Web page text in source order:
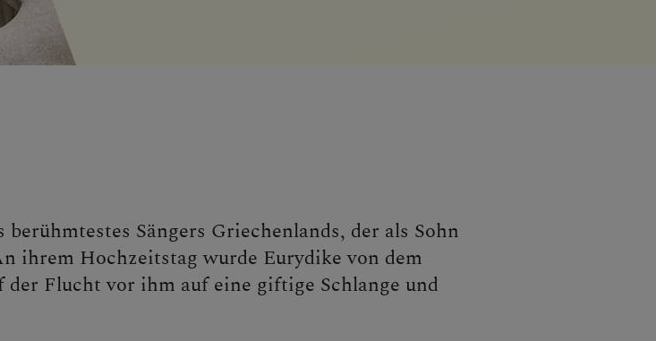
Sängers Griechenlands, der als Sohn
ihrem Hochzeitstag wurde Eurydike von dem
Flucht vor ihm auf eine giftige Schlange und